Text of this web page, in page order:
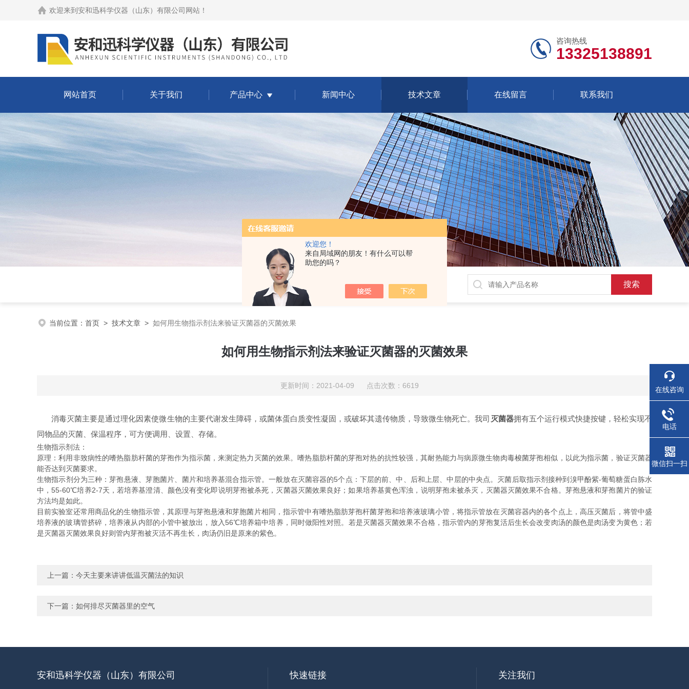
欢迎您！
来自局域网的朋友！有什么可以帮
助您的吗？
欢迎来到 安和迅科学仪器（山东）有限公司网站 ！
咨询热线
13325138891
网站首页 关于我们 产品中心 新闻中心 技术文章 在线留言 联系我们
当前位置： 首页 > 技术文章 > 如何用生物指示剂法来验证灭菌器的灭菌效果
如何用生物指示剂法来验证灭菌器的灭菌效果
更新时间：2021-04-09 点击次数：6619
消毒灭菌主要是通过理化因素使微生物的主要代谢发生障碍，或菌体蛋白质变性凝固，或破坏其遗传物质，导致微生物死亡。我司 灭菌器拥有五个运行模式快捷按键，轻松实现不
同物品的灭菌、保温程序，可方便调用、设置、存储。
生物指示剂法：
原理：利用非致病性的嗜热脂肪杆菌的芽孢作为指示菌，来测定热力灭菌的效果。嗜热脂肪杆菌的芽孢对热的抗性较强，其耐热能力与病原微生物肉毒梭菌芽孢相似，以此为指示菌，验证灭菌器
能否达到灭菌要求。
生物指示剂分为三种：芽孢悬液、芽胞菌片、菌片和培养基混合指示管。一般放在灭菌容器的5个点：下层的前、中、后和上层、中层的中央点。灭菌后取指示剂接种到溴甲酚紫-葡萄糖蛋白胨水
中，55-60℃培养2-7天，若培养基澄清、颜色没有变化即说明芽孢被杀死，灭菌器灭菌效果良好；如果培养基黄色浑浊，说明芽孢未被杀灭，灭菌器灭菌效果不合格。芽孢悬液和芽孢菌片的验证
方法均是如此。
目前实验室还常用商品化的生物指示管，其原理与芽孢悬液和芽胞菌片相同，指示管中有嗜热脂肪芽孢杆菌芽孢和培养液玻璃小管，将指示管放在灭菌容器内的各个点上，高压灭菌后，将管中盛
培养液的玻璃管挤碎，培养液从内部的小管中被放出，放入56℃培养箱中培养，同时做阳性对照。若是灭菌器灭菌效果不合格，指示管内的芽孢复活后生长会改变肉汤的颜色是肉汤变为黄色；若
是灭菌器灭菌效果良好则管内芽孢被灭活不再生长，肉汤仍旧是原来的紫色。
上一篇： 今天主要来讲讲低温灭菌法的知识
下一篇： 如何排尽灭菌器里的空气
安和迅科学仪器（山东）有限公司 快速链接 关注我们
在线咨询
电话
微信扫一扫